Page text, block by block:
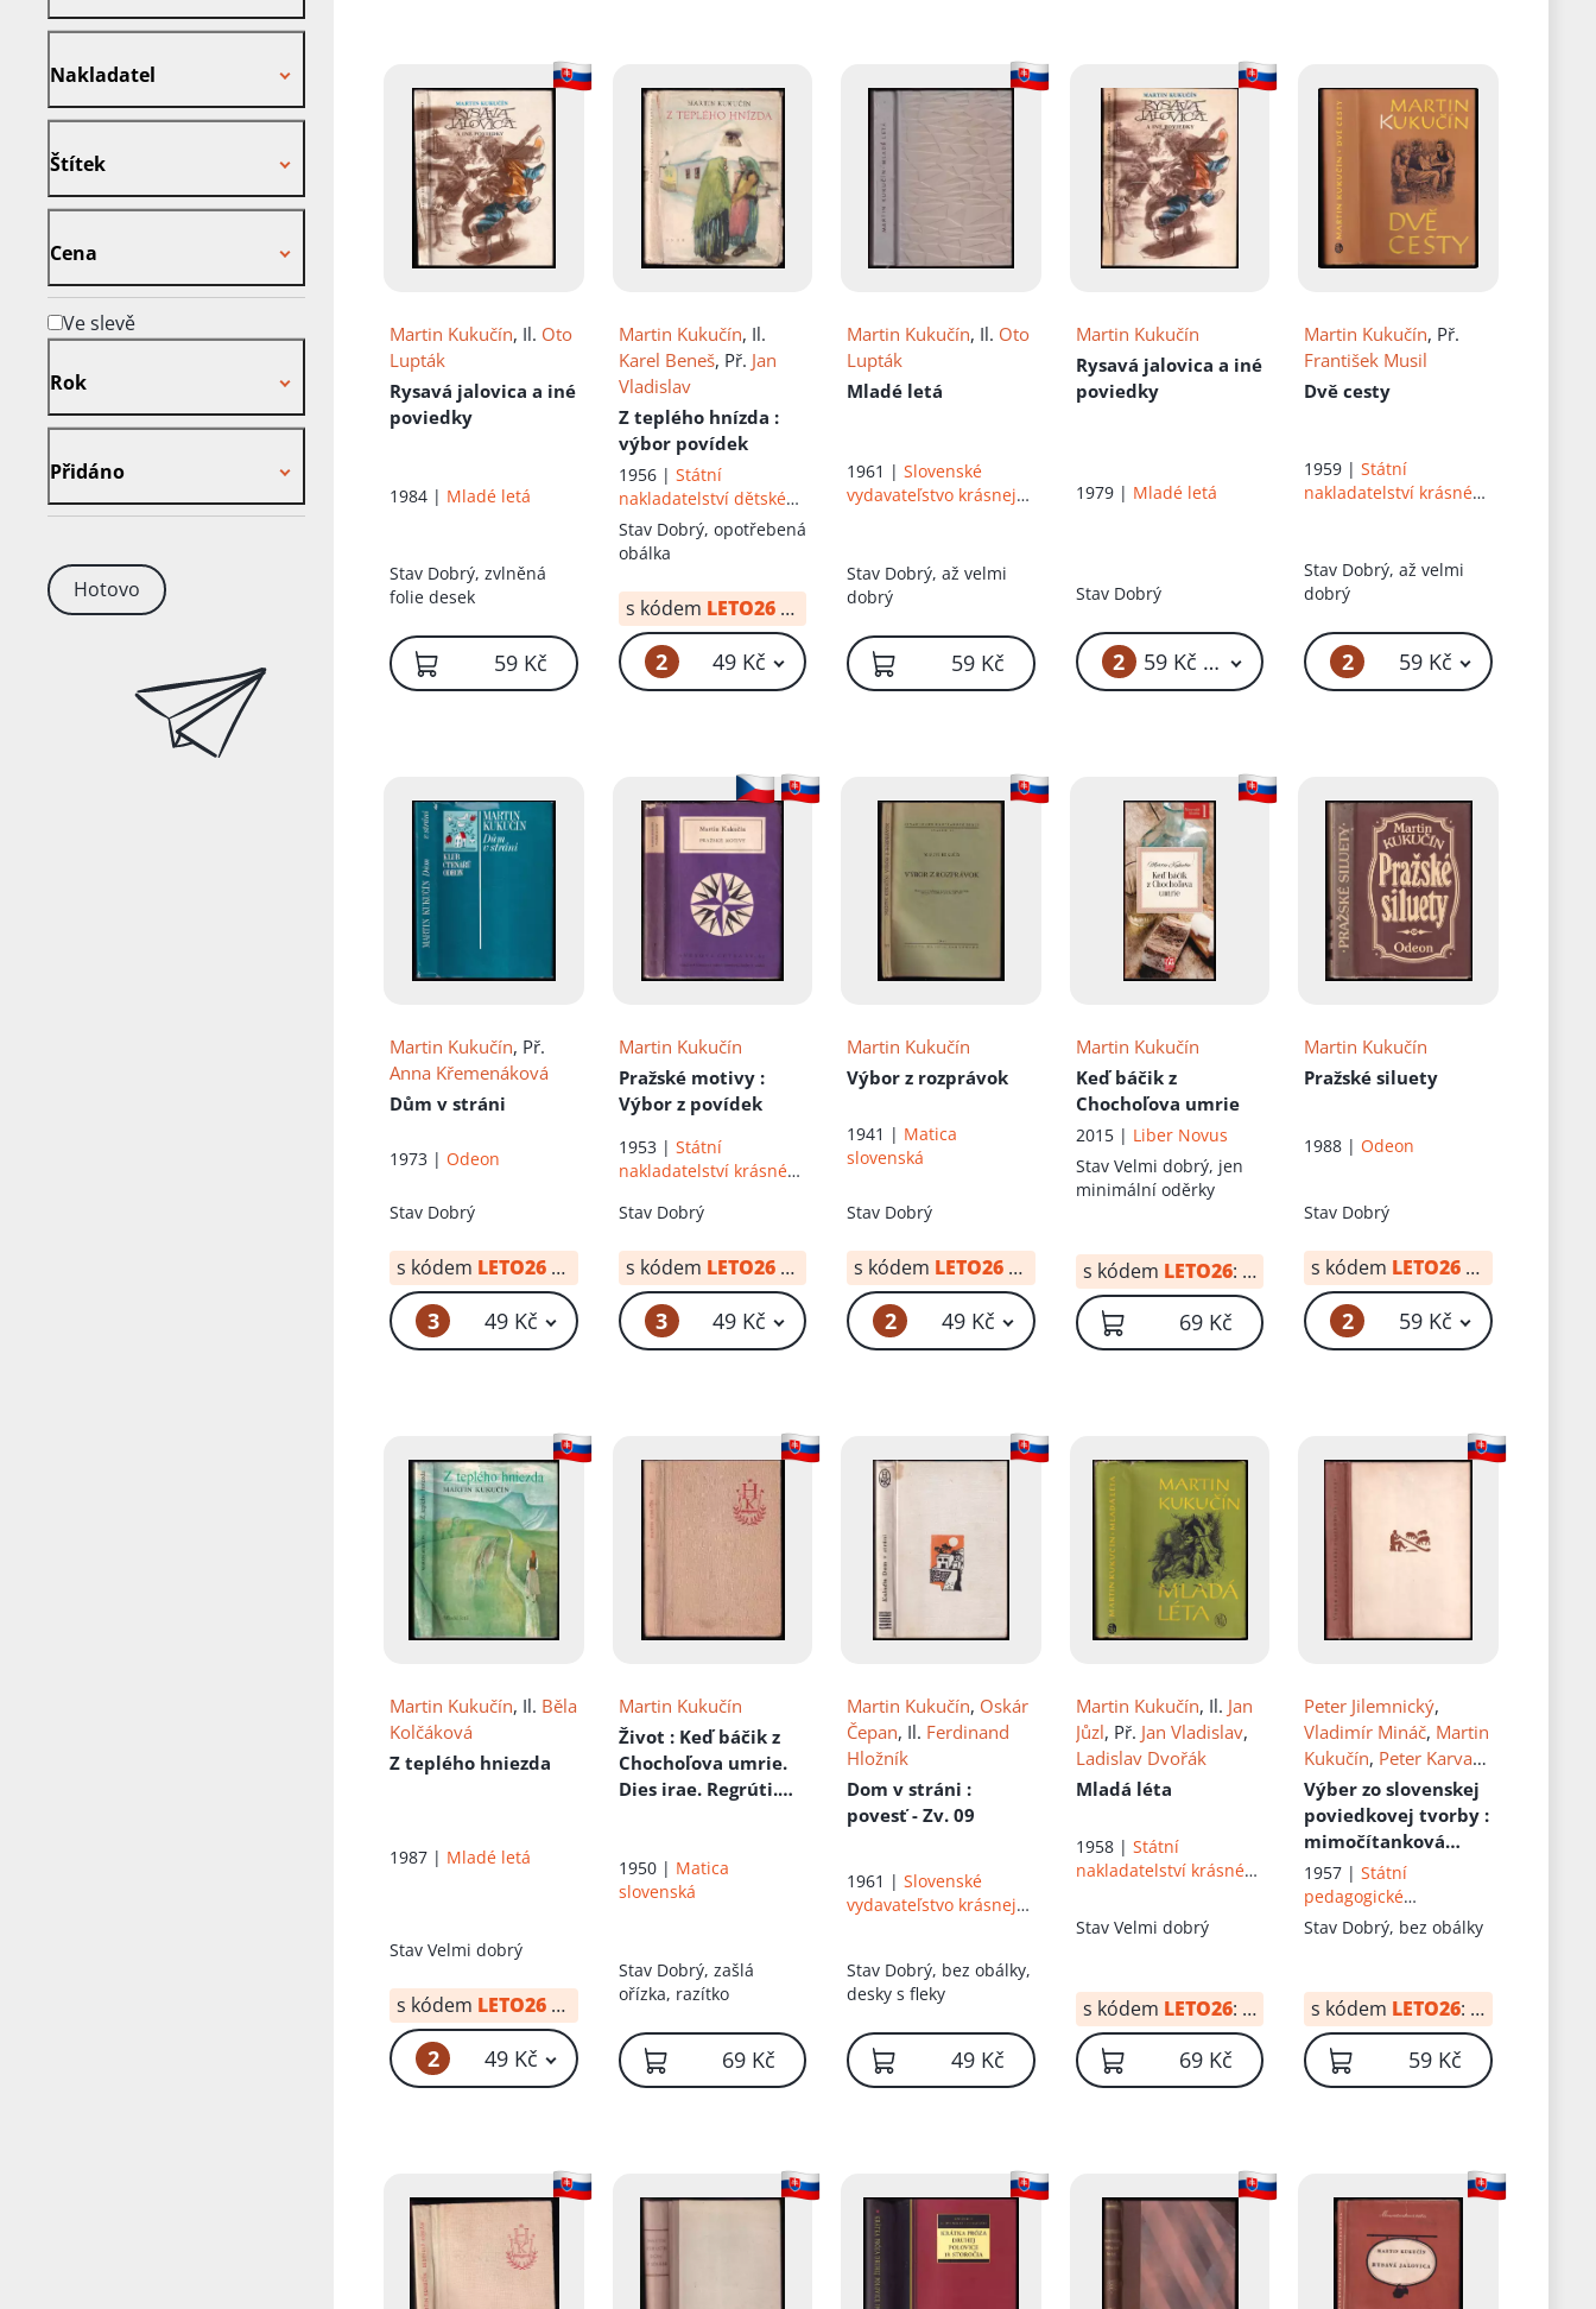
Nakladatel
Štítek
Cena
Ve slevě
Rok
Přidáno
Hotovo
Martin Kukučín, Il. Oto
Lupták
Rysavá jalovica a iné
poviedky
1984 | Mladé letá
Stav Dobrý, zvlněná
folie desek
59 Kč
Martin Kukučín, Il.
Karel Beneš, Př. Jan
Vladislav
Z teplého hnízda :
výbor povídek
1956 | Státní
nakladatelství dětské
knihy
Stav Dobrý, opotřebená
obálka
s kódem LETO26 od: 34 Kč
2 49 Kč
Martin Kukučín, Il. Oto
Lupták
Mladé letá
1961 |Slovenské
vydavateľstvo krásnej
Stav Dobrý, až velmi
dobrý
59 Kč
Martin Kukučín
Rysavá jalovica a iné
poviedky
1979 | Mladé letá
Stav Dobrý
2 59 Kč – 69 Kč
Martin Kukučín, Př.
František Musil
Dvě cesty
1959 |Státní
nakladatelství krásné
Stav Dobrý, až velmi
dobrý
2 59 Kč
Martin Kukučín, Př.
Anna Křemenáková
Dům v stráni
1973 |Odeon
Stav Dobrý
s kódem LETO26 od: 10 Kč
3 49 Kč
Martin Kukučín
Pražské motivy :
Výbor z povídek
1953 | Státní
nakladatelství krásné
umění
Stav Dobrý
s kódem LETO26 od: 34 Kč
3 49 Kč
Martin Kukučín
Výbor z rozprávok
1941 | Matica
slovenská
Stav Dobrý
s kódem LETO26 od: 20 Kč
2 49 Kč
Martin Kukučín
Keď báčik z
Chochoľova umrie
2015 | Liber Novus
Stav Velmi dobrý, jen
minimální oděrky
s kódem LETO26: 48 Kč
69 Kč
Martin Kukučín
Pražské siluety
1988 |Odeon
Stav Dobrý
s kódem LETO26 od:
2 59 Kč
Martin Kukučín, Il. Běla
Kolčáková
Z teplého hniezda
1987 | Mladé letá
StavVelmi dobrý
s kódem LETO26 od: 10 Kč
2 49 Kč
Martin Kukučín
Život : Keď báčik z
Chochoľova umrie.
Dies irae. Regrúti.
1950 | Matica
slovenská
Stav Dobrý, zašlá
ořízka, razítko
69 Kč
Martin Kukučín, Oskár
Čepan, Il. Ferdinand
Hložník
Dom v stráni :
povesť - Zv. 09
1961 |Slovenské
vydavateľstvo krásnej
Stav Dobrý, bez obálky,
desky s fleky
49 Kč
Martin Kukučín, Il. Jan
Jůzl, Př. Jan Vladislav,
Ladislav Dvořák
Mladá léta
1958 | Státní
nakladatelství krásné
umění
Stav Velmi dobrý
s kódem LETO26: 48 Kč
69 Kč
Peter Jilemnický,
Vladimír Mináč, Martin
Kukučín, Peter Karvaš,
Janko Jesenský,Mária
Jančová,Svetozár
Hurban Vajanský,
Kalinčiak ,Jozef
Gregor-Tajovský
Timrava
Výber zo slovenskej
poviedkovej tvorby :
mimočítanková
četba pro 9.-11.
postup. ročník
všeobecně
odb
1957 |Státní
pedagogické
nakladatelství
Stav Dobrý, bez obálky
s kódem LETO26: 41 Kč
59 Kč
Přidáno do košíku!